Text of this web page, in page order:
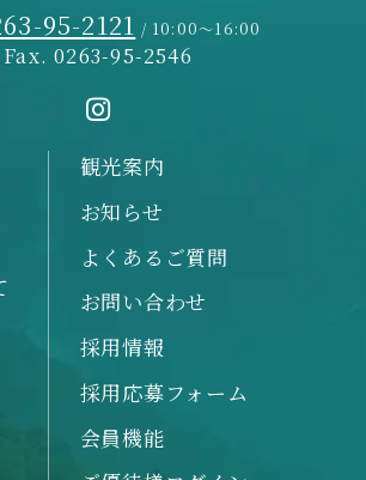
95-2121 / 10:00～16:00
Fax. 0263-95-2546
観光案内
お知らせ
よくあるご質問
お問い合わせ
採用情報
採用応募フォーム
会員機能